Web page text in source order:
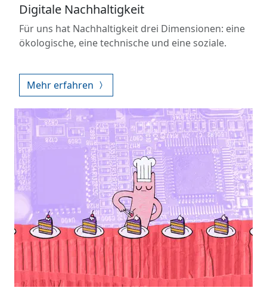
Digitale Nachhaltigkeit
Für uns hat Nachhaltigkeit drei Dimensionen: eine
ökologische, eine technische und eine soziale.
Mehr erfahren